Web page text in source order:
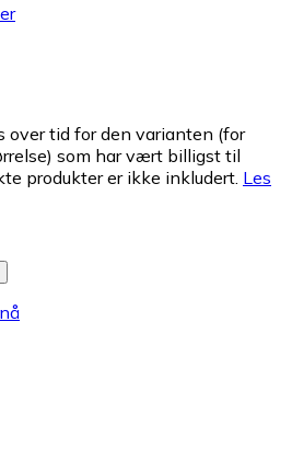
over tid for den varianten (for
som har vært billigst til
produkter er ikke inkludert. Les